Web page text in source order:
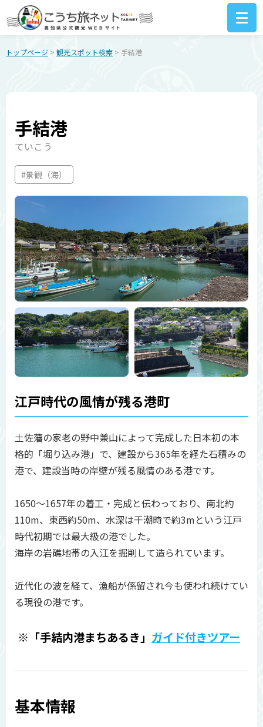
トップページ > 観光スポット検索 > 手結港
手結港
ていこう
#景観（海）
江戸時代の風情が残る港町
土佐藩の家老の野中兼山によって完成した日本初の本
格的「堀り込み港」で、建設から365年を経た石積みの
港で、建設当時の岸壁が残る風情のある港です。
1650～1657年の着工・完成と伝わっており、南北約
110m、東西約50m、水深は干潮時で約3mという江戸
時代初期では最大級の港でした。
海岸の岩礁地帯の入江を掘削して造られています。
近代化の波を経て、漁船が係留され今も使われ続けてい
る現役の港です。
※「手結内港まちあるき」 ガイド付きツアー
基本情報